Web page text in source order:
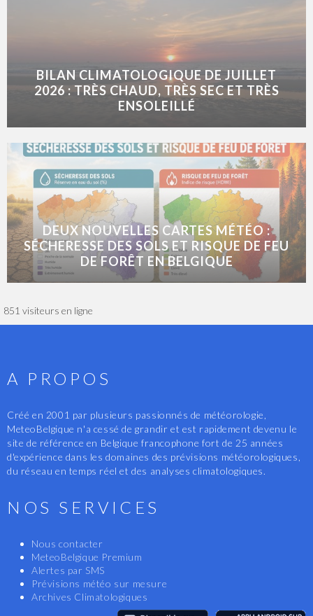
BILAN CLIMATOLOGIQUE DE JUILLET
2026 : TRÈS CHAUD, TRÈS SEC ET TRÈS
ENSOLEILLÉ
DEUX NOUVELLES CARTES MÉTÉO :
SÉCHERESSE DES SOLS ET RISQUE DE FEU
DE FORÊT EN BELGIQUE
851 visiteurs en ligne
A PROPOS
Créé en 2001 par plusieurs passionnés de météorologie,
MeteoBelgique n'a cessé de grandir et est rapidement devenu le
site de référence en Belgique francophone fort de 25 années
d'expérience dans les domaines des prévisions météorologiques,
du réseau en temps réel et des analyses climatologiques.
NOS SERVICES
Nous contacter
MeteoBelgique Premium
Alertes par SMS
Prévisions météo sur mesure
Archives Climatologiques